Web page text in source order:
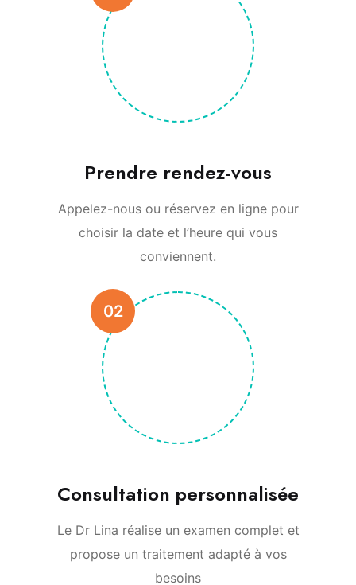
Prendre rendez-vous
Appelez-nous ou réservez en ligne pour
choisir la date et l’heure qui vous
conviennent.
02
Consultation personnalisée
Le Dr Lina réalise un examen complet et
propose un traitement adapté à vos
besoins